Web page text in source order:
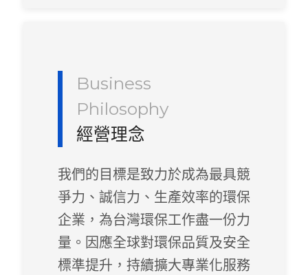
Business
Philosophy
經營理念
我們的目標是致力於成為最具競
爭力、誠信力、生產效率的環保
企業，為台灣環保工作盡一份力
量。因應全球對環保品質及安全
標準提升，持續擴大專業化服務